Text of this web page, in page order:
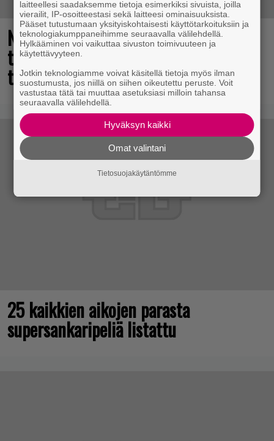
Nyt ilmaiseksi Steamissa – nappaa
tämä avaruusseikkailu välittömästi
talteen!
25 kaikkien aikojen parasta
supersankaripeliä listattu
laitteellesi saadaksemme tietoja esimerkiksi sivuista, joilla
vierailit, IP-osoitteestasi sekä laitteesi ominaisuuksista.
Pääset tutustumaan yksityiskohtaisesti käyttötarkoituksiin ja
teknologiakumppaneihimme seuraavalla välilehdellä.
Hylkääminen voi vaikuttaa sivuston toimivuuteen ja
käytettävyyteen.
Jotkin teknologiamme voivat käsitellä tietoja myös ilman
suostumusta, jos niillä on siihen oikeutettu peruste. Voit
vastustaa tätä tai muuttaa asetuksiasi milloin tahansa
seuraavalla välilehdellä.
Hyväksyn kaikki
Omat valintani
Tietosuojakäytäntömme